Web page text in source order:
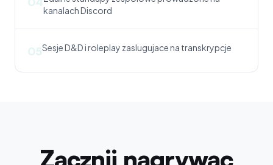
kanalach Discord
05Sesje D&D i roleplay zaslugujace na transkrypcje
Zacznij nagrywac